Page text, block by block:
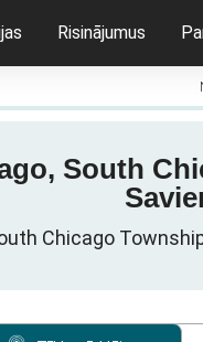
Risinājumus
South
Chicago